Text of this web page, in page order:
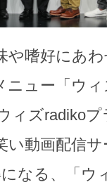
や嗜好にあ
ニュー「ウ
ィズradiko
い動画配信
なる、「ウ